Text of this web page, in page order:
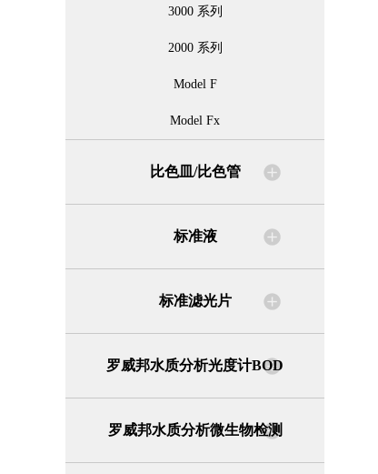
3000 系列
2000 系列
Model F
Model Fx
比色皿/比色管
标准液
标准滤光片
罗威邦水质分析光度计BOD
罗威邦水质分析微生物检测